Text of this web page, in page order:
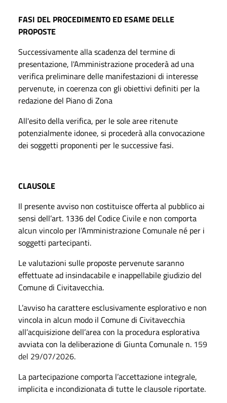
FASI DEL PROCEDIMENTO ED ESAME DELLE
PROPOSTE
Successivamente alla scadenza del termine di
presentazione, l'Amministrazione procederà ad una
verifica preliminare delle manifestazioni di interesse
pervenute, in coerenza con gli obiettivi definiti per la
redazione del Piano di Zona
All'esito della verifica, per le sole aree ritenute
potenzialmente idonee, si procederà alla convocazione
dei soggetti proponenti per le successive fasi.
CLAUSOLE
Il presente avviso non costituisce offerta al pubblico ai
sensi dell’art. 1336 del Codice Civile e non comporta
alcun vincolo per l’Amministrazione Comunale né per i
soggetti partecipanti.
Le valutazioni sulle proposte pervenute saranno
effettuate ad insindacabile e inappellabile giudizio del
Comune di Civitavecchia.
L’avviso ha carattere esclusivamente esplorativo e non
vincola in alcun modo il Comune di Civitavecchia
all’acquisizione dell’area con la procedura esplorativa
avviata con la deliberazione di Giunta Comunale n. 159
del 29/07/2026.
La partecipazione comporta l’accettazione integrale,
implicita e incondizionata di tutte le clausole riportate.